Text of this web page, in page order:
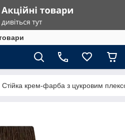
Стійка крем-фарба з цукровим